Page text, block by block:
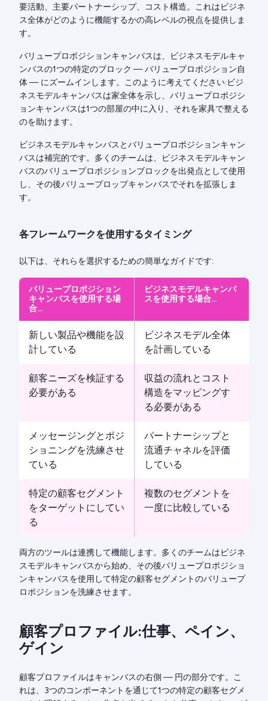
要活動、主要パートナーシップ、コスト構造。これはビジネ
ス全体がどのように機能するかの高レベルの視点を提供しま
す。
バリュープロポジションキャンバスは、ビジネスモデルキャ
ンバスの1つの特定のブロック — バリュープロポジション自
体 — にズームインします。このように考えてください:ビジ
ネスモデルキャンバスは家全体を示し、バリュープロポジシ
ョンキャンバスは1つの部屋の中に入り、それを家具で整える
のを助けます。
ビジネスモデルキャンバスとバリュープロポジションキャン
バスは補完的です。多くのチームは、ビジネスモデルキャン
バスのバリュープロポジションブロックを出発点として使用
し、その後バリュープロップキャンバスでそれを拡張しま
す。
各フレームワークを使用するタイミング
以下は、それらを選択するための簡単なガイドです:
バリュープロポジション
キャンバスを使用する場
合…
ビジネスモデルキャンバ
スを使用する場合…
新しい製品や機能を設
計している
ビジネスモデル全体
を計画している
顧客ニーズを検証する
必要がある
収益の流れとコスト
構造をマッピングす
る必要がある
メッセージングとポジ
ショニングを洗練させ
ている
パートナーシップと
流通チャネルを評価
している
特定の顧客セグメント
をターゲットにしてい
る
複数のセグメントを
一度に比較している
両方のツールは連携して機能します。多くのチームはビジネ
スモデルキャンバスから始め、その後バリュープロポジショ
ンキャンバスを使用して特定の顧客セグメントのバリュープ
ロポジションを洗練させます。
顧客プロファイル:仕事、ペイン、
ゲイン
顧客プロファイルはキャンバスの右側 — 円の部分です。こ
れは、3つのコンポーネントを通じて1つの特定の顧客セグメ